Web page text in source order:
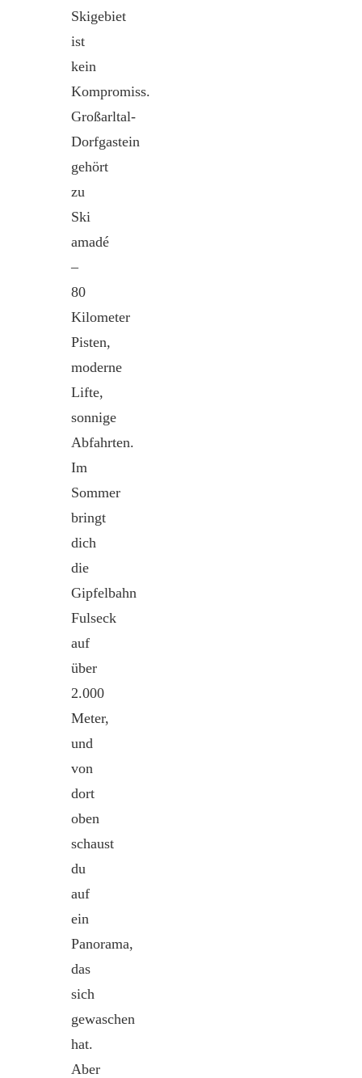
Skigebiet
ist
kein
Kompromiss.
Großarltal-
Dorfgastein
gehört
zu
Ski
amadé
–
80
Kilometer
Pisten,
moderne
Lifte,
sonnige
Abfahrten.
Im
Sommer
bringt
dich
die
Gipfelbahn
Fulseck
auf
über
2.000
Meter,
und
von
dort
oben
schaust
du
auf
ein
Panorama,
das
sich
gewaschen
hat.
Aber